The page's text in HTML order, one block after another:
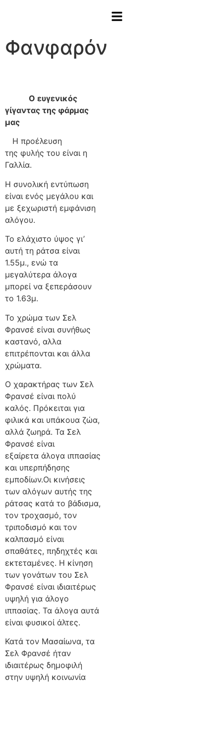
Φανφαρόν
Ο ευγενικός
γίγαντας της φάρμας
μας
Η προέλευση
της φυλής του είναι η
Γαλλία.
Η συνολική εντύπωση
είναι ενός μεγάλου και
με ξεχωριστή εμφάνιση
αλόγου.
Το ελάχιστο ύψος γι’
αυτή τη ράτσα είναι
1.55μ., ενώ τα
μεγαλύτερα άλογα
μπορεί να ξεπεράσουν
το 1.63μ.
Το χρώμα των Σελ
Φρανσέ είναι συνήθως
καστανό, αλλα
επιτρέπονται και άλλα
χρώματα.
Ο χαρακτήρας των Σελ
Φρανσέ είναι πολύ
καλός. Πρόκειται για
φιλικά και υπάκουα ζώα,
αλλά ζωηρά. Τα Σελ
Φρανσέ είναι
εξαίρετα άλογα ιππασίας
και υπερπήδησης
εμποδίων.Οι κινήσεις
των αλόγων αυτής της
ράτσας κατά το βάδισμα,
τον τροχασμό, τον
τριποδισμό και τον
καλπασμό είναι
σπαθάτες, πηδηχτές και
εκτεταμένες. Η κίνηση
των γονάτων του Σελ
Φρανσέ είναι ιδιαιτέρως
υψηλή για άλογο
ιππασίας. Τα άλογα αυτά
είναι φυσικοί άλτες.
Κατά τον Μασαίωνα, τα
Σελ Φρανσέ ήταν
ιδιαιτέρως δημοφιλή
στην υψηλή κοινωνία